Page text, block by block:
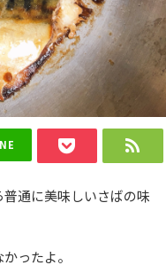
通に美味しいさばの味
ったよ。